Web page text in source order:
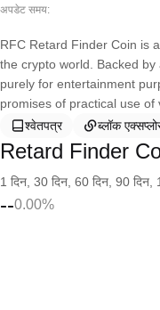
अपडेट समय:
RFC Retard Finder Coin is
the crypto world. Backed
purely for entertainment
promises of practical use of
श्वेतपत्र
ब्लॉक
Retard Finder
1 दिन, 30 दिन, 60 दिन, 90
--0.00%